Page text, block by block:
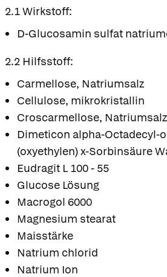
2.1 Wirkstoff:
D-Glucosamin sulfat
2.2 Hilfsstoff:
Carmellose, Natriumsalz
Cellulose, mikrokristallin
Croscarmellose, Natriumsalz
Dimeticon alpha-Octadecyl-
(oxyethylen) x-Sorbinsäure
Eudragit L 100 - 55
Glucose Lösung
Macrogol 6000
Magnesium stearat
Maisstärke
Natrium chlorid
Natrium Ion